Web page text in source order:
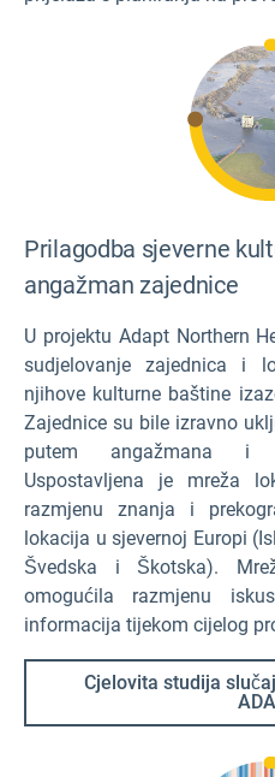
Prilagodba sjeverne
angažman zajednice
U projektu Adapt Northern
sudjelovanje zajednica i
njihove kulturne baštine
Zajednice su bile izravno
putem angažmana i
Uspostavljena je mreža
razmjenu znanja i
lokacija u sjevernoj Europi
Švedska i Škotska).
omogućila razmjenu
informacija tijekom cijelog
Cjelovita studija